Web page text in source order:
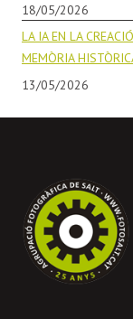
18/05/2026
LA IA EN LA
MEMÒRIA
13/05/2026